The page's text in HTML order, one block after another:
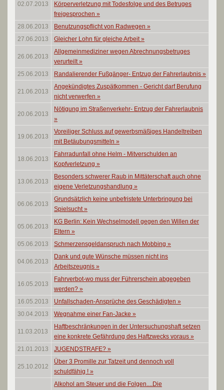
02.07.2013
Körperverletzung mit Todesfolge und des Betruges
freigesprochen »
28.06.2013
Benutzungspflicht von Radwegen »
27.06.2013
Gleicher Lohn für gleiche Arbeit»
26.06.2013
Allgemeinmediziner wegen Abrechnungsbetruges
verurteilt»
25.06.2013
Randalierender Fußgänger- Entzug der Fahrerlaubnis »
21.06.2013
Angekündigtes Zuspätkommen - Gericht darf Berufung
nicht verwerfen »
20.06.2013
Nötigung im Straßenverkehr- Entzug der Fahrerlaubnis
»
19.06.2013
Voreiliger Schluss auf gewerbsmäßiges Handeltreiben
mit Betäubungsmitteln »
18.06.2013
Fahrradunfall ohne Helm - Mitverschulden an
Kopfverletzung »
13.06.2013
Besonders schwerer Raub in Mittäterschaft auch ohne
eigene Verletzungshandlung »
06.06.2013
Grundsätzlich keine unbefristete Unterbringung bei
Spielsucht»
05.06.2013
KG Berlin: Kein Wechselmodell gegen den Willen der
Eltern »
05.06.2013
Schmerzensgeldanspruch nach Mobbing »
04.06.2013
Dank und gute Wünsche müssen nicht ins
Arbeitszeugnis »
16.05.2013
Fahrverbot-wo muss der Führerschein abgegeben
werden? »
16.05.2013
Unfallschaden-Ansprüche des Geschädigten »
30.04.2013
Wegnahme einer Fan-Jacke »
11.03.2013
Haftbeschränkungen in der Untersuchungshaft setzen
eine konkrete Gefährdung des Haftzwecks voraus »
21.01.2013
JUGENDSTRAFE? »
25.10.2012
Über 3 Promille zur Tatzeit und dennoch voll
schuldfähig ! »
Alkohol am Steuer und die Folgen....Die